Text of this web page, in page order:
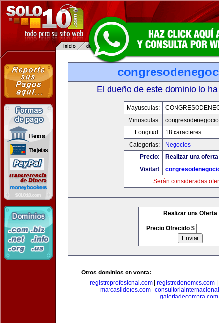
El dueño de este dominio lo
Mayusculas:
Minusculas:
Longitud:
18 caracteres
Categorias:
Negocios
Precio:
Realizar una
Visitar!
Serán consideradas
Realizar una Oferta
Precio Ofrecido $
Otros dominios en venta:
registroprofesional.com| registrodenomes.com|
marcaslideres.com
galeriadecompra.com